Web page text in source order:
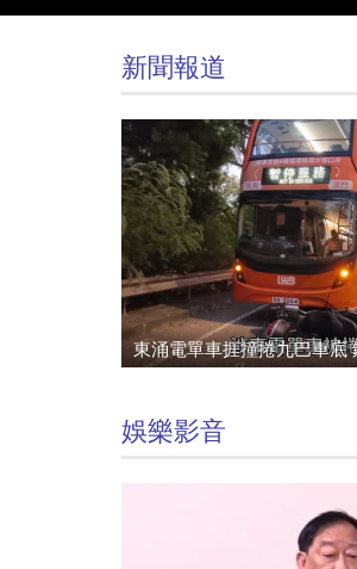
新聞報道
娛樂影音